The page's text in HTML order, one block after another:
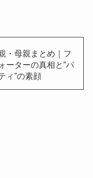
・母親まとめ｜フ
ーターの真相と”パ
ィ”の素顔